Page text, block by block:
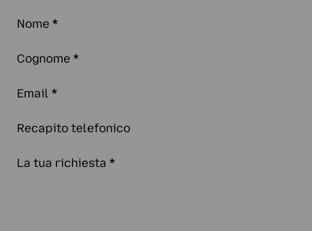
Nome *
Cognome *
Email *
Recapito telefonico
La tua richiesta *